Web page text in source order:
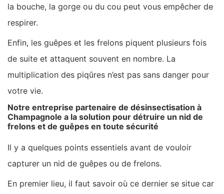
la bouche, la gorge ou du cou peut vous empêcher de
respirer.
Enfin, les guêpes et les frelons piquent plusieurs fois
de suite et attaquent souvent en nombre. La
multiplication des piqûres n’est pas sans danger pour
votre vie.
Notre entreprise partenaire de désinsectisation à
Champagnole a la solution pour détruire un nid de
frelons et de guêpes en toute sécurité
Il y a quelques points essentiels avant de vouloir
capturer un nid de guêpes ou de frelons.
En premier lieu, il faut savoir où ce dernier se situe car